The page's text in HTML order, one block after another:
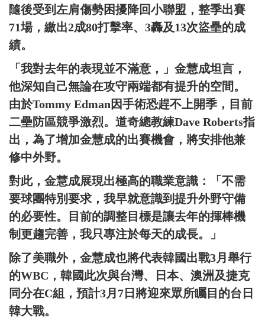
隨後受到左肩傷勢困擾降回小聯盟，整季出賽
71場，繳出2成80打擊率、3轟及13次盜壘的成
績。
「我對去年的表現並不滿意，」金慧成坦言，
他深知自己無論在攻守兩端都有提升的空間。
由於Tommy Edman因手術恐趕不上開季，目前
二壘防區競爭激烈。道奇總教練Dave Roberts指
出，為了增加金慧成的出賽機會，將安排他兼
修中外野。
對此，金慧成展現出極高的職業意識：「不需
要球團特別要求，我早就意識到提升外野守備
的必要性。目前的調整目標是讓去年的揮棒機
制更趨完善，我只專注於每天的成長。」
除了美職外，金慧成也將代表韓國出戰3月舉行
的WBC，韓國此次與台灣、日本、澳洲及捷克
同分在C組，預計3月7日將迎來眾所矚目的台日
韓大戰。